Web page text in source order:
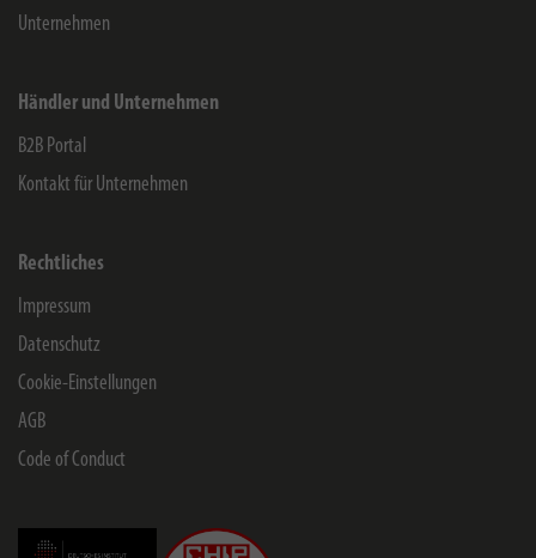
Unternehmen
Händler und Unternehmen
B2B Portal
Kontakt für Unternehmen
Rechtliches
Impressum
Datenschutz
Cookie-Einstellungen
AGB
Code of Conduct